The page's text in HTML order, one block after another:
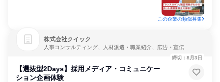
この企業の類似募集
株式会社クイック
人事コンサルティング、人材派遣・職業紹介、広告・宣伝
【選抜型2Days】採用メディア・コミュニケー
ション企画体験
締切：8月3日